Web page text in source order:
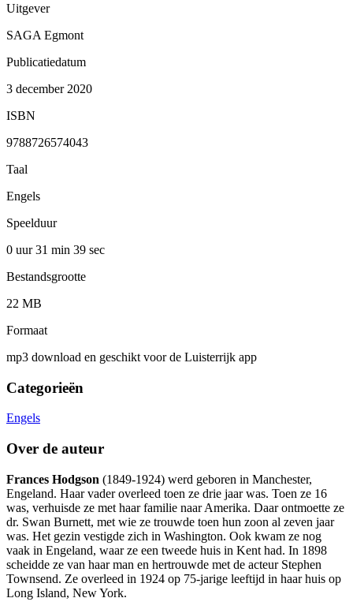
Uitgever
SAGA Egmont
Publicatiedatum
3 december 2020
ISBN
9788726574043
Taal
Engels
Speelduur
0 uur 31 min 39 sec
Bestandsgrootte
22 MB
Formaat
mp3 download en geschikt voor de Luisterrijk app
Categorieën
Engels
Over de auteur
Frances Hodgson (1849-1924) werd geboren in Manchester,
Engeland. Haar vader overleed toen ze drie jaar was. Toen ze 16
was, verhuisde ze met haar familie naar Amerika. Daar ontmoette ze
dr. Swan Burnett, met wie ze trouwde toen hun zoon al zeven jaar
was. Het gezin vestigde zich in Washington. Ook kwam ze nog
vaak in Engeland, waar ze een tweede huis in Kent had. In 1898
scheidde ze van haar man en hertrouwde met de acteur Stephen
Townsend. Ze overleed in 1924 op 75-jarige leeftijd in haar huis op
Long Island, New York.